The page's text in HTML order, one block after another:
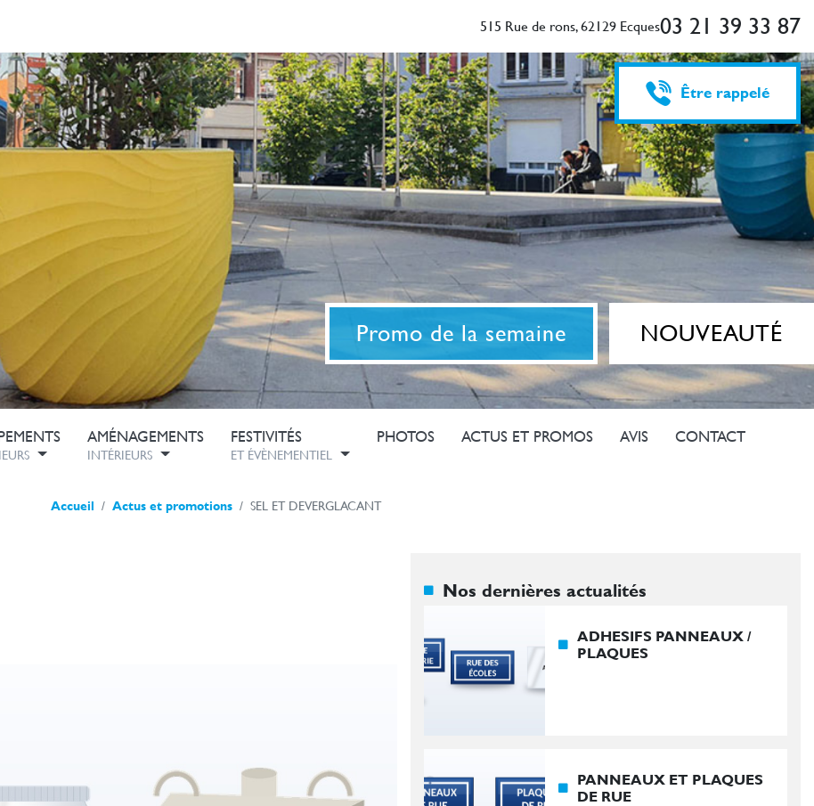
515 Rue de rons, 62129 Ecques03 21 39 33 87
Promo de la semaine NOUVEAUTÉ
AMÉNAGEMENTS
INTÉRIEURS
FESTIVITÉS
ET ÉVÈNEMENTIEL
PHOTOS ACTUS ET PROMOS AVIS CONTACT
Être rappelé
Accueil Actus et promotions SEL ET DEVERGLACANT
Nos dernières actualités
ADHESIFS PANNEAUX /
PLAQUES
PANNEAUX ET PLAQUES
DE RUE